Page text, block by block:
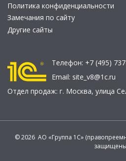
Политика конфиденциальности
Замечания по сайту
Другие сайты
Телефон: +7 (495)
Email: site_v8@1c.ru
Отдел продаж: г. Москва, улица
© 2026 АО «Группа 1С»
защищены